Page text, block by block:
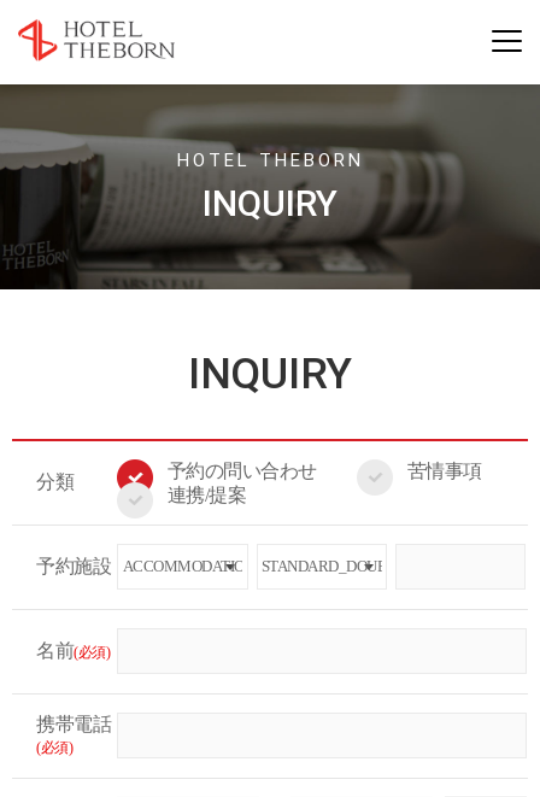
HOTEL THEBORN
INQUIRY
INQUIRY
分類
予約の問い合わせ
苦情事項
連携/提案
予約施設
名前(必須)
携帯電話
(必須)